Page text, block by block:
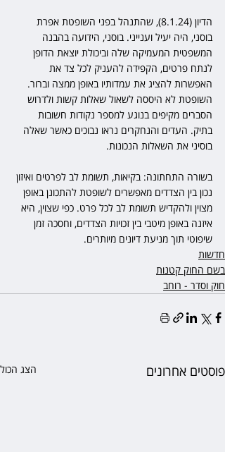
הדיון (8.1.24), שהתנהל בפני השופטת אפרת
בוסני, היה יעיל וענייני. בוסני, הידועה בהבנה
המשפטית המעמיקה שלה וביכולת יוצאת הדופן
לנתח פרטים, הקפידה להעניק לכל צד את
האפשרות להציג את עמדותיו באופן ממצה וברור.
השופטת לא היססה לשאול שאלות קשות ולדרוש
הסברים מקיפים בנוגע למספר נקודות חשובות
בתיק. העדים והנחקרים נראו נבוכים כאשר שאלה
בוסיני את השאלות הנכונות.
בשורה התחתונה: בקיאות, תשומת לב לפרטים ואיזון
נכון בין הצדדים מאפשרים לשופטת להתכונן באופן
מצוין ולהקדיש תשומת לב לכל פרט. כפי שצוין, היא
איזנה באופן מיטבי בין זכויות הצדדים, וחסכה זמן
שיפוטי תוך מניעת דיונים מיותרים.
חדשות
בשם החוק קטנות
חוק וסדר - רוחב
פוסטים אחרונים הצג הכול